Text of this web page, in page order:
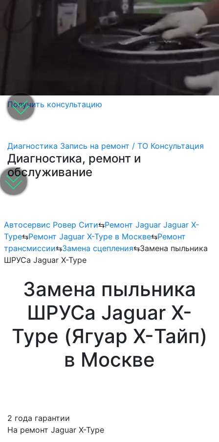
Получить консультацию
Диагностика Запись на ремонт / ТО Консультация
Диагностика, ремонт и
обслуживание
Автосервис Ровер Сити⇆Ремонт Jaguar Jaguar X-
Type⇆Ремонт Jaguar X-Type в Москве⇆Ремонт
трансмиссии⇆Замена сцепления⇆Замена пыльника
ШРУСа Jaguar X-Type
Замена пыльника
ШРУСа Jaguar X-
Type (Ягуар X-Тайп)
в Москве
2 года гарантии
На ремонт Jaguar X-Type